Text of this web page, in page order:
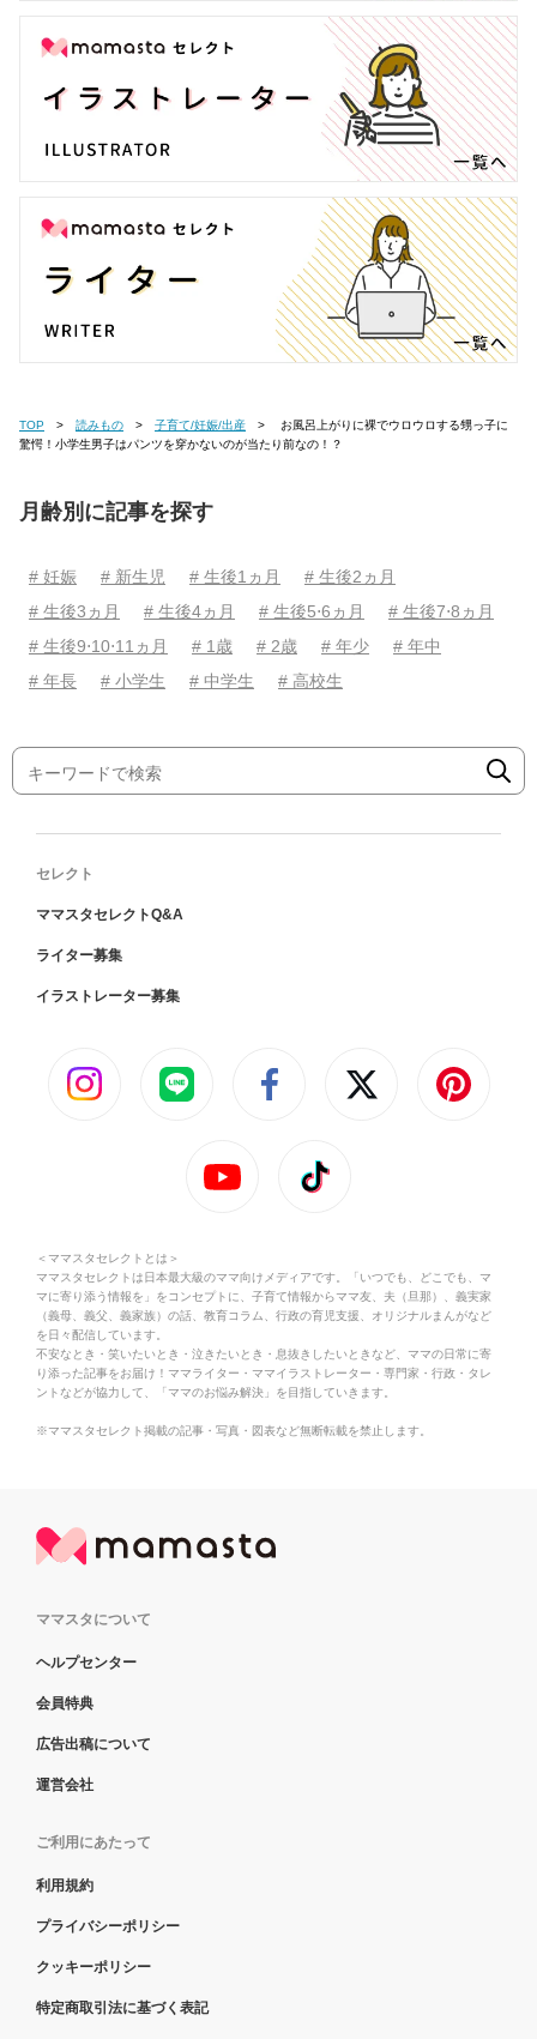
TOP 読みもの 子育て/妊娠/出産
驚愕！小学生男子はパンツを穿かないのが当たり前なの！？
月齢別に記事を探す
# 妊娠 # 新生児 # 生後1ヵ月
# 生後2ヵ月
# 生後3ヵ月
# 生後4ヵ月 # 生後5⋅6ヵ月
# 生後7⋅8ヵ月
# 生後9⋅10⋅11ヵ月
# 1歳 # 2歳 # 年少
# 年中
# 年長
# 小学生 # 中学生 # 高校生
セレクト
ママスタセレクトQ&A
ライター募集
イラストレーター募集
＜ママスタセレクトとは＞
ママスタセレクトは日本最大級のママ向けメディアです。「いつでも、どこでも、マ
マに寄り添う情報を」をコンセプトに、子育て情報からママ友、夫（旦那）、義実家
（義母、義父、義家族）の話、教育コラム、行政の育児支援、オリジナルまんがなど
を日々配信しています。
不安なとき・笑いたいとき・泣きたいとき・息抜きしたいときなど、ママの日常に寄
り添った記事をお届け！ママライター・ママイラストレーター・専門家・行政・タレ
ントなどが協力して、「ママのお悩み解決」を目指していきます。
※ママスタセレクト掲載の記事・写真・図表など無断転載を禁止します。
ママスタについて
ヘルプセンター
会員特典
広告出稿について
運営会社
ご利用にあたって
利用規約
プライバシーポリシー
クッキーポリシー
特定商取引法に基づく表記